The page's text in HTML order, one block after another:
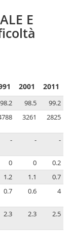
E
2001 2011
98.2 98.5
99.2
3261 2825
- - -
0 0
0.2
1.2 1.1
0.7
0.7 0.6 4
2.3 2.3 2.5